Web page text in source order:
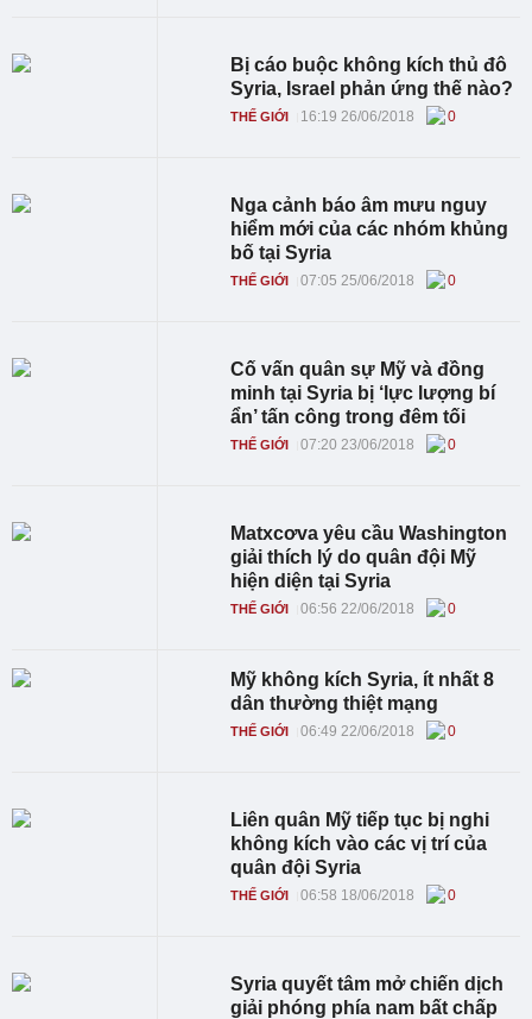
Bị cáo buộc không kích thủ đô
Syria, Israel phản ứng thế nào?
THẾ GIỚI 16:19 26/06/2018 0
Nga cảnh báo âm mưu nguy
hiểm mới của các nhóm khủng
bố tại Syria
THẾ GIỚI 07:05 25/06/2018 0
Cố vấn quân sự Mỹ và đồng
minh tại Syria bị ‘lực lượng bí
ẩn’ tấn công trong đêm tối
THẾ GIỚI 07:20 23/06/2018 0
Matxcơva yêu cầu Washington
giải thích lý do quân đội Mỹ
hiện diện tại Syria
THẾ GIỚI 06:56 22/06/2018 0
Mỹ không kích Syria, ít nhất 8
dân thường thiệt mạng
THẾ GIỚI 06:49 22/06/2018 0
Liên quân Mỹ tiếp tục bị nghi
không kích vào các vị trí của
quân đội Syria
THẾ GIỚI 06:58 18/06/2018 0
Syria quyết tâm mở chiến dịch
giải phóng phía nam bất chấp